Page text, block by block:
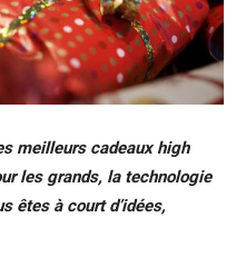
meilleurs cadeaux high
les grands, la technologie
êtes à court d’idées,